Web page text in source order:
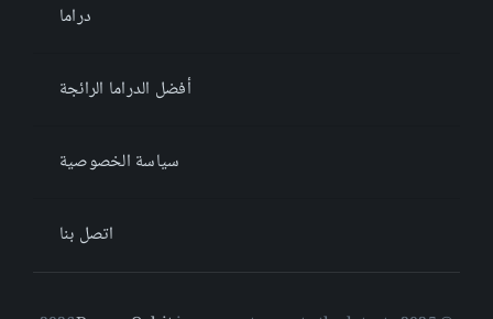
دراما
أفضل الدراما الرائجة
سياسة الخصوصية
اتصل بنا